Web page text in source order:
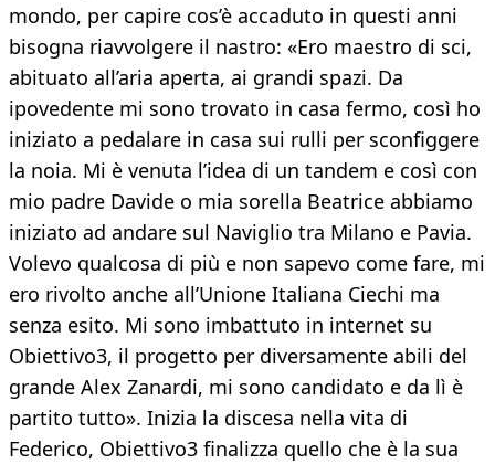
mondo, per capire cos’è accaduto in questi anni
bisogna riavvolgere il nastro: «Ero maestro di sci,
abituato all’aria aperta, ai grandi spazi. Da
ipovedente mi sono trovato in casa fermo, così ho
iniziato a pedalare in casa sui rulli per sconfiggere
la noia. Mi è venuta l’idea di un tandem e così con
mio padre Davide o mia sorella Beatrice abbiamo
iniziato ad andare sul Naviglio tra Milano e Pavia.
Volevo qualcosa di più e non sapevo come fare, mi
ero rivolto anche all’Unione Italiana Ciechi ma
senza esito. Mi sono imbattuto in internet su
Obiettivo3, il progetto per diversamente abili del
grande Alex Zanardi, mi sono candidato e da lì è
partito tutto». Inizia la discesa nella vita di
Federico, Obiettivo3 finalizza quello che è la sua